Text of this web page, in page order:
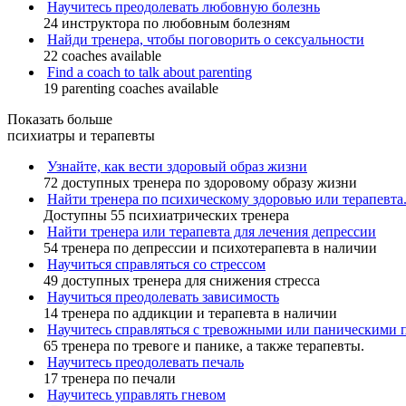
Научитесь преодолевать любовную болезнь
24 инструктора по любовным болезням
Найди тренера, чтобы поговорить о сексуальности
22 coaches available
Find a coach to talk about parenting
19 parenting coaches available
Показать больше
психиатры и терапевты
Узнайте, как вести здоровый образ жизни
72 доступных тренера по здоровому образу жизни
Найти тренера по психическому здоровью или терапевта.
Доступны 55 психиатрических тренера
Найти тренера или терапевта для лечения депрессии
54 тренера по депрессии и психотерапевта в наличии
Научиться справляться со стрессом
49 доступных тренера для снижения стресса
Научиться преодолевать зависимость
14 тренера по аддикции и терапевта в наличии
Научитесь справляться с тревожными или паническими
65 тренера по тревоге и панике, а также терапевты.
Научитесь преодолевать печаль
17 тренера по печали
Научитесь управлять гневом